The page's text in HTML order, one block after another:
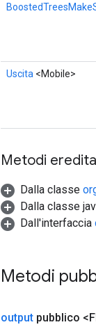
Uscita <Mobile>
Metodi
Dalla classe
Dalla classe
Dall'interfaccia
Metodi
output pubblico